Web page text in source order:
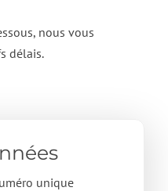
nous vous
délais.
unique